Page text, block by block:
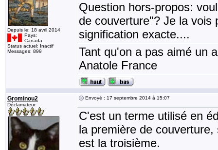
Depuis le: 18 avril 2014
Pays:
Canada
Status actuel: Inactif
Messages: 899
Question hors-propos:
de couverture"? Je la vois
signification exacte....
Tant qu'on a pas aimé un
Anatole France
Grominou2
Déclamateur
Envoyé : 17 septembre 2014 à 15:07
C'est un terme utilisé en
la première de
est la troisième.